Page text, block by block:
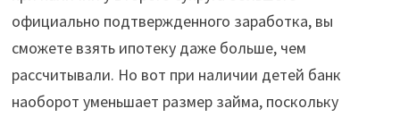
официально подтвержденного заработка, вы
сможете взять ипотеку даже больше, чем
рассчитывали. Но вот при наличии детей банк
наоборот уменьшает размер займа, поскольку